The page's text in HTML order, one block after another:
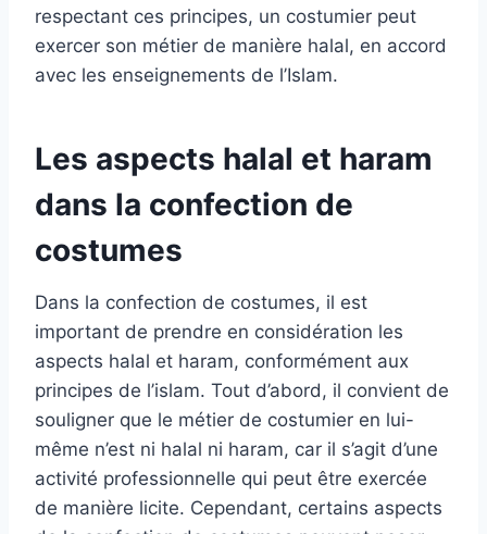
respectant ces principes, un costumier peut
exercer son métier de manière halal, en accord
avec les enseignements de l’Islam.
Les aspects halal et haram
dans la confection de
costumes
Dans la confection de costumes, il est
important de prendre en considération les
aspects halal et haram, conformément aux
principes de l’islam. Tout d’abord, il convient de
souligner que le métier de costumier en lui-
même n’est ni halal ni haram, car il s’agit d’une
activité professionnelle qui peut être exercée
de manière licite. Cependant, certains aspects